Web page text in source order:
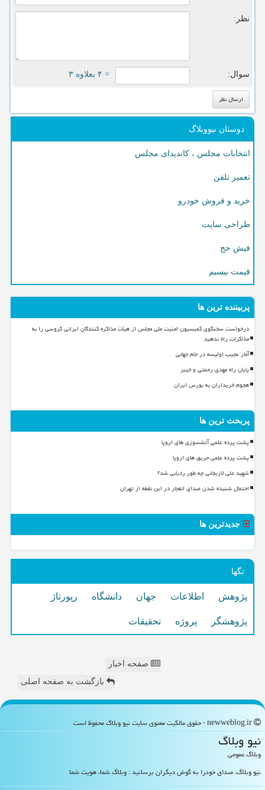
نظر:
سوال: = ۴ بعلاوه ۳
دوستان نیووبلاگ
انتخابات مجلس ، کاندیدای مجلس
تعمیر تلفن
خرید و فروش خودرو
طراحی سایت
فیش حج
قیمت بیسیم
پربیننده ترین ها
درخواست سخنگوی کمیسیون امنیت ملی مجلس از هیأت مذاکره کنندگان ایرانی گروسی را به
مذاکرات راه ندهید
آمار عجیب اولیسه در جام جهانی
پایان راه مهدی رحمتی و خیبر
هجوم خریداران به بورس ایران
پربحث ترین ها
پشت پرده علمی آتشسوزی های اروپا
پشت پرده علمی حریق های اروپا
شهید علی لاریجانی چه طور ردیابی شد؟
احتمال شنیده شدن صدای انفجار در این نقطه از تهران
جدیدترین ها
تگها
پژوهش اطلاعات جهان دانشگاه رپورتاژ
پژوهشگر پروژه تحقیقات
صفحه اخبار
بازگشت به صفحه اصلی
نیو وبلاگ
وبلاگ عمومی
نیو وبلاگ، صدای خودرا به گوش دیگران برسانید : وبلاگ شما، هویت شما